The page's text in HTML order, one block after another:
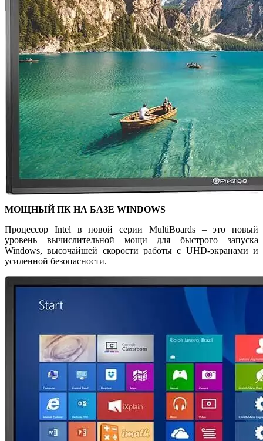
МОЩНЫЙ ПК НА БАЗЕ WINDOWS
Процессор Intel в новой серии MultiBoards – это новый
уровень вычислительной мощи для быстрого запуска
Windows, высочайшей скорости работы с UHD-экранами и
усиленной безопасности.